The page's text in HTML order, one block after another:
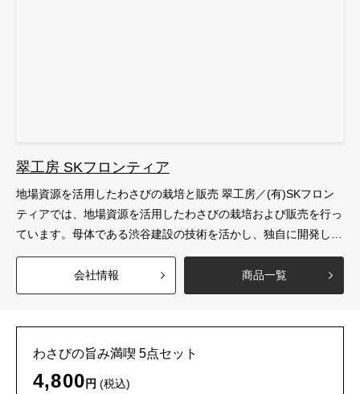
翠工房 SKフロンティア
地場資源を活用したわさびの栽培と販売 翠工房／(有)SKフロン
ティアでは、地場資源を活用したわさびの栽培および販売を行っ
ています。母体である渋谷建設の技術を活かし、独自に開発した
省エネわさび栽培プラントを使用。雄大な北アルプスの雪山より
湧きでるミネラルたっぷりの美味しい清水が、おいしいわさびを
育てます。栽培された上質なわさびは、醤油漬けなどの加工品と
どん「まこちゃんうどん」を共同開発。真昆布は同校の授業で養
殖・収穫されたものを使用しており、その香りと旨みを活かした
会社情報 商品一覧
わさびの旨み満喫 5点セット
4,800 円 (税込)